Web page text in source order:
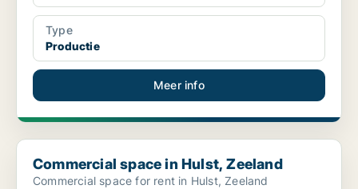
Type
Productie
Meer info
Commercial space in Hulst, Zeeland
Commercial space in Hulst, Zeeland
Commercial space for rent in Hulst, Zeeland